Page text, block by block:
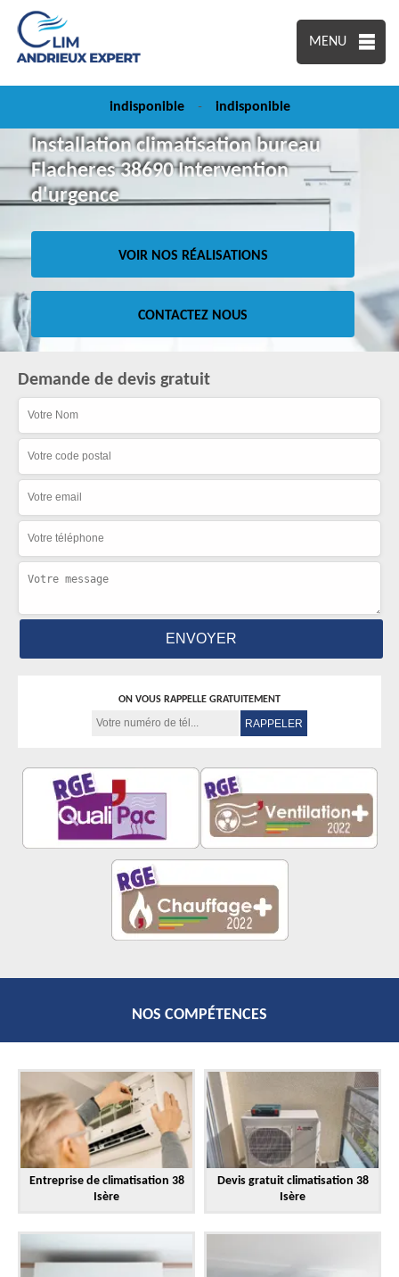
MENU
indisponible - indisponible
Installation climatisation bureau
Flacheres 38690 Intervention
d'urgence
VOIR NOS RÉALISATIONS
CONTACTEZ NOUS
Demande de devis gratuit
ON VOUS RAPPELLE GRATUITEMENT
NOS COMPÉTENCES
Entreprise de climatisation 38
Isère
Devis gratuit climatisation 38
Isère